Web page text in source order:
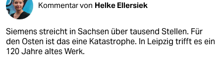
Kommentar von Helke Ellersiek
Siemens streicht in Sachsen über tausend Stellen. Für
den Osten ist das eine Katastrophe. In Leipzig trifft es ein
120 Jahre altes Werk.